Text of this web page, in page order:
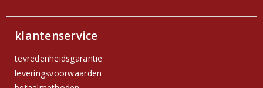
klantenservice
tevredenheidsgarantie
leveringsvoorwaarden